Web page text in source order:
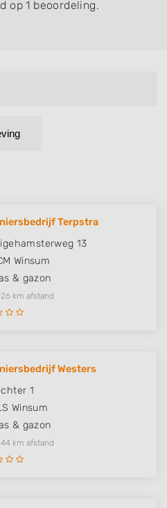
op 1 beoordeling.
Terpstra
13
Winsum
& gazon
km afstand
Westers
1
Winsum
& gazon
km afstand